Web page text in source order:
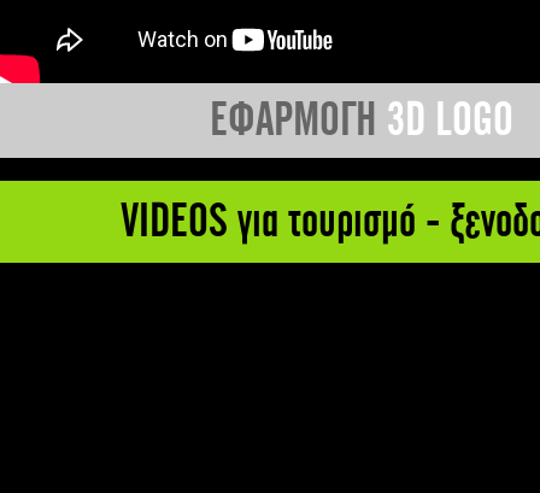
ΕΦΑΡΜΟΓΗ 3D LOGO
VIDEOS για τουρισμό -